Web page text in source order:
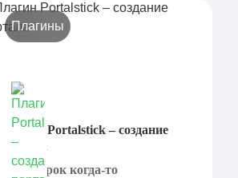
Плагины
Плагин Portalstick – создание
портала
Если игрок когда-то